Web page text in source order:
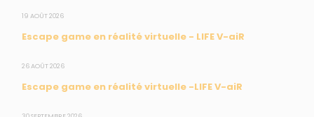
19 AOÛT 2026
Escape game en réalité virtuelle - LIFE V-aiR
26 AOÛT 2026
Escape game en réalité virtuelle -LIFE V-aiR
SUIVEZ-NOUS
CONTACT